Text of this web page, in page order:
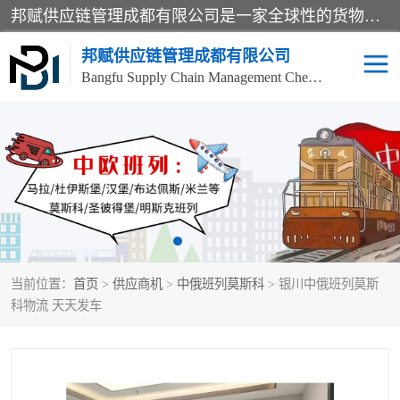
邦赋供应链管理成都有限公司是一家全球性的货物运输代理公司，主要从事：波兰中欧班列、德国中欧班列、出口莫斯科班列、中欧班列进口、蓉欧铁路、成都出口空运等业务，同时亦提供报关、报检、仓储、码头操作等服务。
邦赋供应链管理成都有限公司
Bangfu Supply Chain Management Chengdu Co.,LTD
当前位置： 首页 > 供应商机 > 中俄班列莫斯科 > 银川中俄班列莫斯
科物流 天天发车
进出口门到门 成都中欧班列
国际汽运 国际空运
食品进口物流清关 南美海运